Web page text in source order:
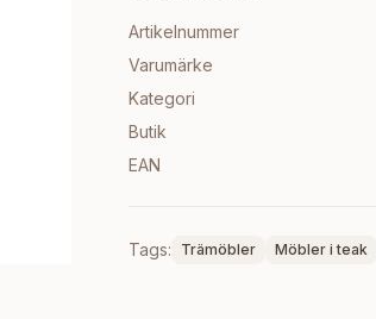
Artikelnummer
Varumärke
Kategori
Butik
EAN
Tags: Trämöbler Möbler i teak